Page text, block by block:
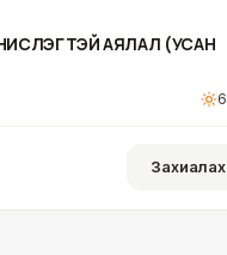
АЯЛАЛ (УСАН
6
Захиалах